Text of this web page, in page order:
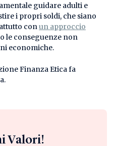
guidare adulti e
i propri soldi, che siano
conun approccio
le conseguenze non
economiche.
Finanza Etica fa
Valori!